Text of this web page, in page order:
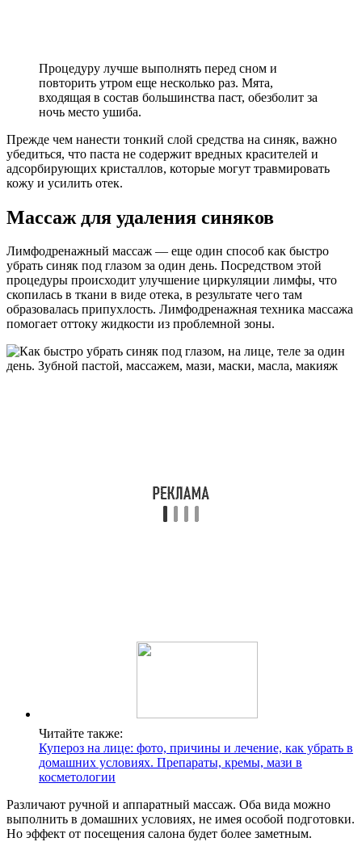
Процедуру лучше выполнять перед сном и
повторить утром еще несколько раз. Мята,
входящая в состав большинства паст, обезболит за
ночь место ушиба.
Прежде чем нанести тонкий слой средства на синяк, важно
убедиться, что паста не содержит вредных красителей и
адсорбирующих кристаллов, которые могут травмировать
кожу и усилить отек.
Массаж для удаления синяков
Лимфодренажный массаж — еще один способ как быстро
убрать синяк под глазом за один день. Посредством этой
процедуры происходит улучшение циркуляции лимфы, что
скопилась в ткани в виде отека, в результате чего там
образовалась припухлость. Лимфодренажная техника массажа
помогает оттоку жидкости из проблемной зоны.
Читайте также:
Купероз на лице: фото, причины и лечение, как убрать в
домашних условиях. Препараты, кремы, мази в
косметологии
Различают ручной и аппаратный массаж. Оба вида можно
выполнить в домашних условиях, не имея особой подготовки.
Но эффект от посещения салона будет более заметным.